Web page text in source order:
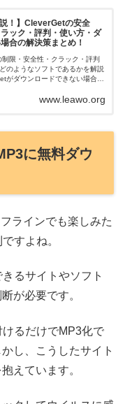
！】CleverGetの安全
ック・評判・使い方・ダ
合の解決策まとめ！
限・安全性・クラック・評判
のようなソフトであるかを解説
がダウンロードできない場合の
www.leawo.org
に無料ダウ
ラインでも楽しみた
すよね。
るサイトやソフト
が必要です。
るだけでMP3化で
し、こうしたサイト
えています。